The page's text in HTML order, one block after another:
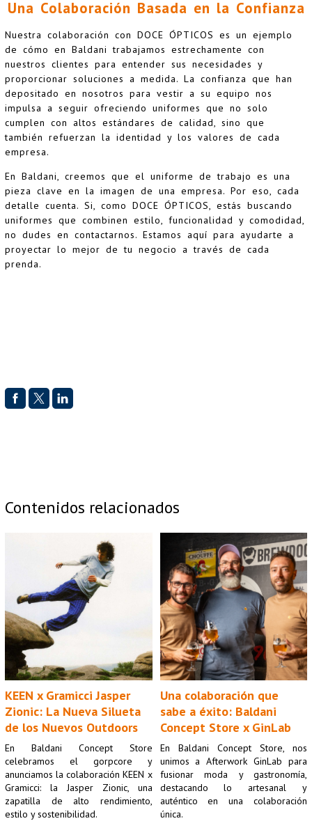
Una Colaboración Basada en la Confianza
Nuestra colaboración con DOCE ÓPTICOS es un ejemplo
de cómo en Baldani trabajamos estrechamente con
nuestros clientes para entender sus necesidades y
proporcionar soluciones a medida. La confianza que han
depositado en nosotros para vestir a su equipo nos
impulsa a seguir ofreciendo uniformes que no solo
cumplen con altos estándares de calidad, sino que
también refuerzan la identidad y los valores de cada
empresa.
En Baldani, creemos que el uniforme de trabajo es una
pieza clave en la imagen de una empresa. Por eso, cada
detalle cuenta. Si, como DOCE ÓPTICOS, estás buscando
uniformes que combinen estilo, funcionalidad y comodidad,
no dudes en contactarnos. Estamos aquí para ayudarte a
proyectar lo mejor de tu negocio a través de cada
prenda.
Contenidos relacionados
KEEN x Gramicci Jasper
Zionic: La Nueva Silueta
de los Nuevos Outdoors
En Baldani Concept Store
celebramos el gorpcore y
anunciamos la colaboración KEEN x
Gramicci: la Jasper Zionic, una
zapatilla de alto rendimiento,
estilo y sostenibilidad.
Una colaboración que
sabe a éxito: Baldani
Concept Store x GinLab
En Baldani Concept Store, nos
unimos a Afterwork GinLab para
fusionar moda y gastronomía,
destacando lo artesanal y
auténtico en una colaboración
única.